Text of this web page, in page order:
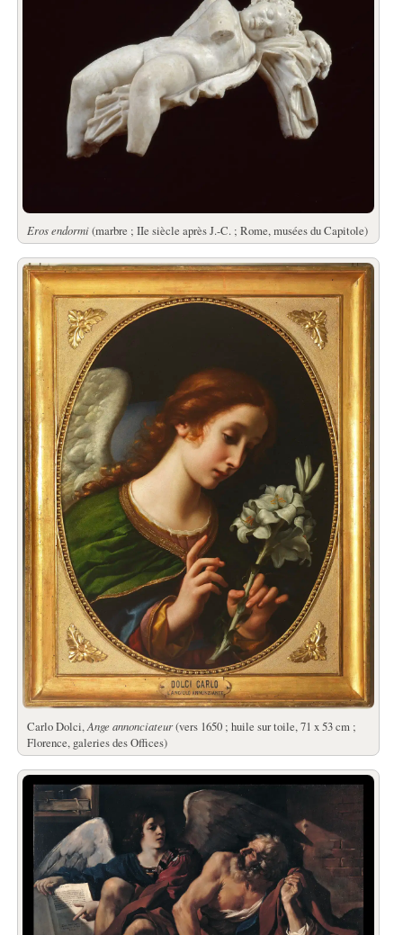
Eros endormi(marbre ; IIe siècle après J.-C. ; Rome, musées du Capitole)
Carlo Dolci,Ange annonciateur(vers 1650 ; huile sur toile, 71 x 53 cm ;
Florence, galeries des Offices)